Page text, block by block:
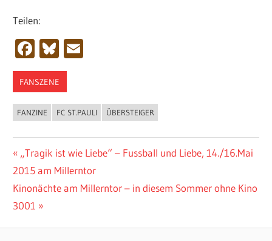
Teilen:
Facebook
Bluesky
FANSZENE
FANZINE FC ST.PAULI ÜBERSTEIGER
Beitragsnavigation
Vorheriger
Beitrag:
„Tragik ist wie Liebe“ – Fussball und Liebe, 14./16.Mai
2015 am Millerntor
Nächster
Beitrag:
Kinonächte am Millerntor – in diesem Sommer ohne Kino
3001